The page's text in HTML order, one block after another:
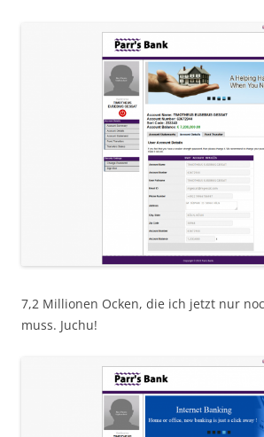
7,2 Millionen Ocken, die ich jetzt nur
muss. Juchu!